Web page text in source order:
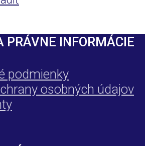
PRÁVNE INFORMÁCIE
podmienky
osobných údajov